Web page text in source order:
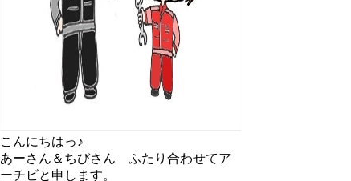
こんにちはっ♪
あーさん＆ちびさん ふたり合わせてア
ーチビと申します。